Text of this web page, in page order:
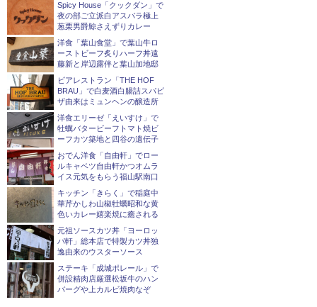
Spicy House「クックダン」で
夜の部ご立派白アスパラ極上
葱栗男爵鯨さえずりカレー
洋食「葉山食堂」で葉山牛ロ
ーストビーフ炙りハーフ丼遠
藤新と岸辺露伴と葉山加地邸
ビアレストラン「THE HOF
BRAU」で白麦酒白腸詰スパピ
ザ由来はミュンヘンの醸造所
洋食エリーゼ「えいすけ」で
牡蠣バタービーフトマト焼ビ
ーフカツ築地と四谷の遺伝子
おでん洋食「自由軒」でロー
ルキャベツ自由軒かつオムラ
イス元気をもらう福山駅南口
キッチン「きらく」で稲庭中
華芹かしわ山椒牡蠣昭和な黄
色いカレー嬉楽焼に癒される
元祖ソースカツ丼「ヨーロッ
パ軒」総本店で特製カツ丼独
逸由来のウスターソース
ステーキ「成城ポレール」で
併設精肉店厳選松坂牛のハン
バーグや上カルビ焼肉なぞ